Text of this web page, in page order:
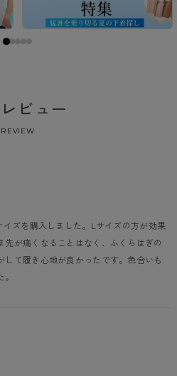
ビュー
REVIEW
先が痛くなることはなく、ふくらはぎの
て履き心地が良かったです。色合いも